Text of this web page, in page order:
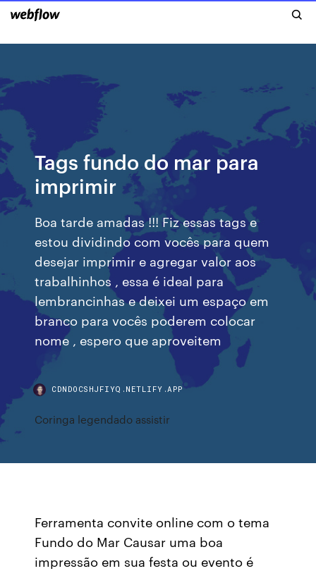
Tags fundo do mar para
imprimir
Boa tarde amadas !!! Fiz essas tags e
estou dividindo com vocês para quem
desejar imprimir e agregar valor aos
trabalhinhos , essa é ideal para
lembrancinhas e deixei um espaço em
branco para vocês poderem colocar
nome , espero que aproveitem
CDNDOCSHJFIYQ.NETLIFY.APP
Coringa legendado assistir
Ferramenta convite online com o tema
Fundo do Mar Causar uma boa
impressão em sua festa ou evento é